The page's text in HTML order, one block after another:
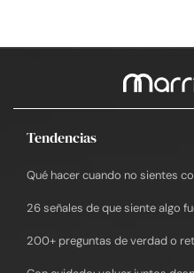
Tendencias
Qué hacer cuando no sientes
26 señales de que siente algo
200+ preguntas de verdad o